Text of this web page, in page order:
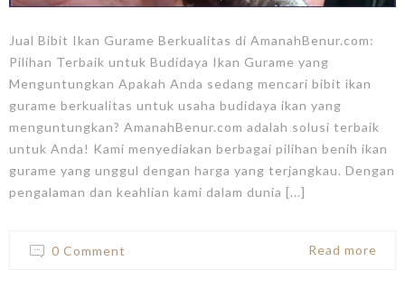
Jual Bibit Ikan Gurame Berkualitas di AmanahBenur.com:
Pilihan Terbaik untuk Budidaya Ikan Gurame yang
Menguntungkan Apakah Anda sedang mencari bibit ikan
gurame berkualitas untuk usaha budidaya ikan yang
menguntungkan? AmanahBenur.com adalah solusi terbaik
untuk Anda! Kami menyediakan berbagai pilihan benih ikan
gurame yang unggul dengan harga yang terjangkau. Dengan
pengalaman dan keahlian kami dalam dunia [...]
0 Comment Read more